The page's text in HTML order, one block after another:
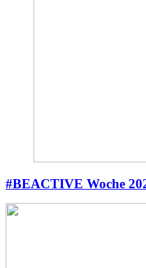
#BEACTIVE Woche